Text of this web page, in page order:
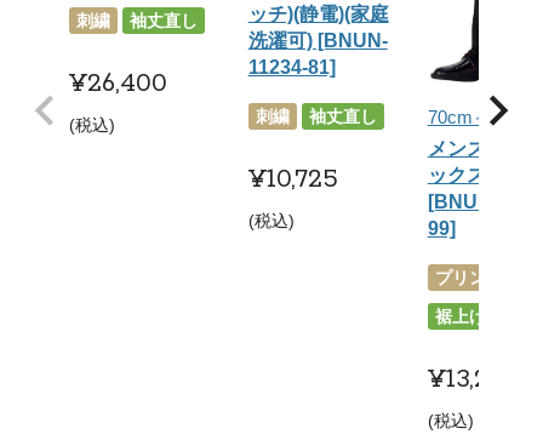
刺繍 袖丈直し
¥26,400
税込
ッチ)(静電)(家庭
洗濯可) [BNUN-
11234-81]
刺繍 袖丈直し
¥10,725
税込
70cm～
メンズ・ワ
ックスラッ
[BNUN-
99]
プリント
裾上げ
¥13,200
税込